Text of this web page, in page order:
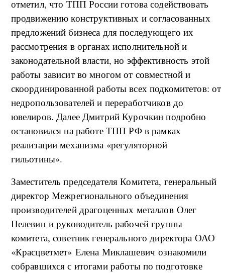
отметил, что ТПП России готова содействовать
продвижению конструктивных и согласованных
предложений бизнеса для последующего их
рассмотрения в органах исполнительной и
законодательной власти, но эффективность этой
работы зависит во многом от совместной и
скоординированной работы всех подкомитетов: от
недропользователей и переработчиков до
ювелиров. Далее Дмитрий Курочкин подробно
остановился на работе ТПП РФ в рамках
реализации механизма «регуляторной
гильотины».
Заместитель председателя Комитета, генеральный
директор Межрегионального объединения
производителей драгоценных металлов Олег
Пелевин и руководитель рабочей группы
комитета, советник генерального директора ОАО
«Красцветмет» Елена Миклашевич ознакомили
собравшихся с итогами работы по подготовке